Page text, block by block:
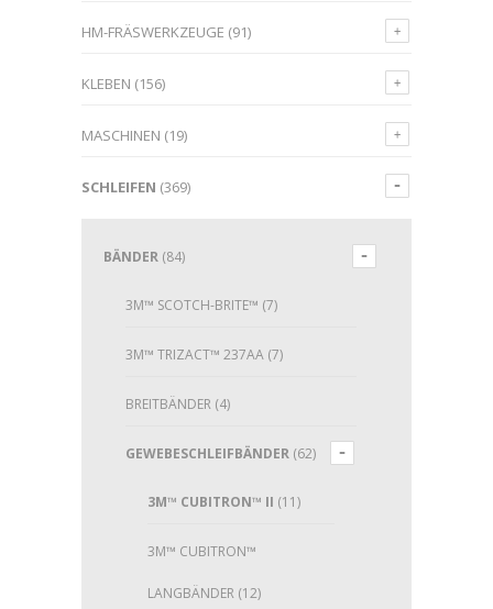
HM-FRÄSWERKZEUGE (91)
KLEBEN (156)
MASCHINEN (19)
SCHLEIFEN (369)
BÄNDER (84)
3M™ SCOTCH-BRITE™ (7)
3M™ TRIZACT™ 237AA (7)
BREITBÄNDER (4)
GEWEBESCHLEIFBÄNDER (62)
3M™ CUBITRON™ II (11)
3M™ CUBITRON™
LANGBÄNDER (12)